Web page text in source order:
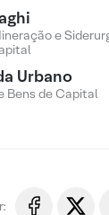
e
Urbano
Bens de Capital